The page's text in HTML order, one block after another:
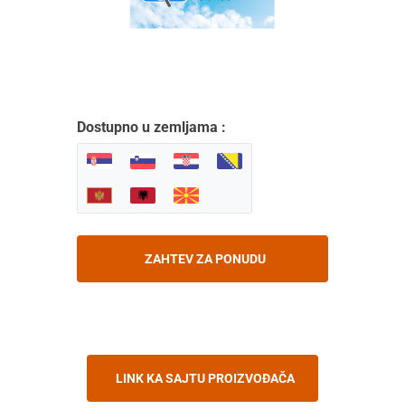
Dostupno u zemljama :
ZAHTEV ZA PONUDU
LINK KA SAJTU PROIZVOĐAČA